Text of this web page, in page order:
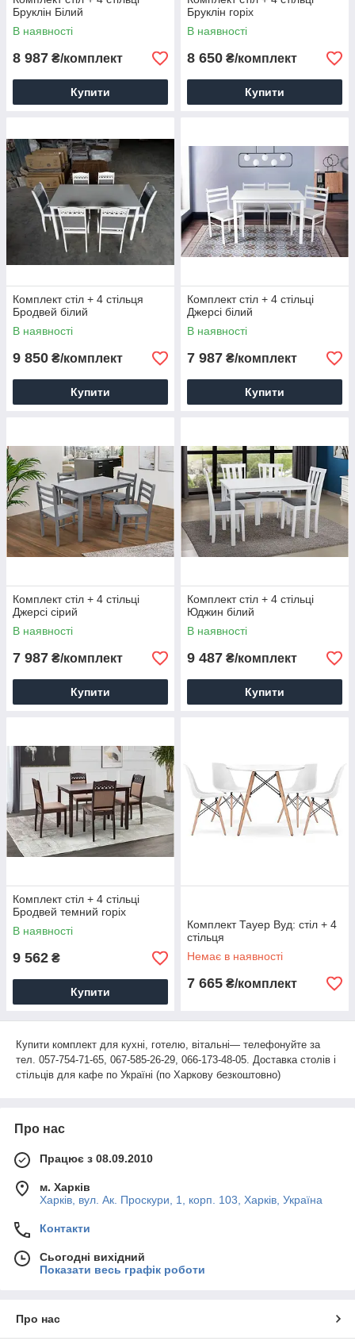
Бруклін Білий
В наявності
8 987 ₴/комплект
Купити
Бруклін горіх
В наявності
8 650 ₴/комплект
Купити
Комплект стіл + 4 стільця
Бродвей білий
В наявності
9 850 ₴/комплект
Купити
Комплект стіл + 4 стільці
Джерсі білий
В наявності
7 987 ₴/комплект
Купити
Комплект стіл + 4 стільці
Джерсі сірий
В наявності
7 987 ₴/комплект
Купити
Комплект стіл + 4 стільці
Юджин білий
В наявності
9 487 ₴/комплект
Купити
Комплект стіл + 4 стільці
Бродвей темний горіх
В наявності
9 562 ₴
Купити
Комплект Тауер Вуд: стіл + 4
стільця
Немає в наявності
7 665 ₴/комплект
Купити комплект для кухні, готелю, вітальні— телефонуйте за
тел. 057-754-71-65, 067-585-26-29, 066-173-48-05. Доставка столів і
стільців для кафе по Україні (по Харкову безкоштовно)
Про нас
Працює з 08.09.2010
м. Харків
Харків, вул. Ак. Проскури, 1, корп. 103, Харків, Україна
Контакти
Сьогодні вихідний
Показати весь графік роботи
Про нас